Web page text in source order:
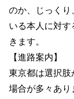
のか、じっくり
いる本人に対
きます。
【進路案内】
東京都は選択肢
場合が多々あり